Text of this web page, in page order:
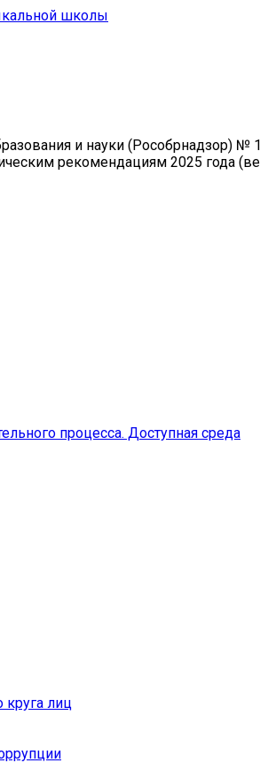
школы
и науки (Рособрнадзор) №
рекомендациям 2025 года
процесса. Доступная среда
круга лиц